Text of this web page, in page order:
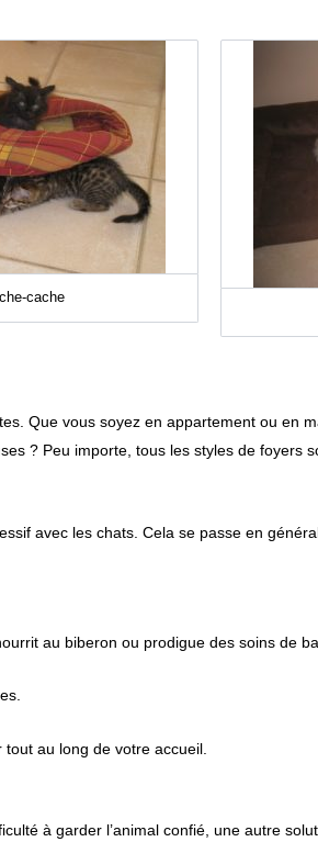
cache
Que vous soyez en appartement ou en
? Peu importe, tous les styles de foyers
avec les chats. Cela se passe en
au biberon ou prodigue des soins de
au long de votre accueil.
à garder l’animal confié, une autre